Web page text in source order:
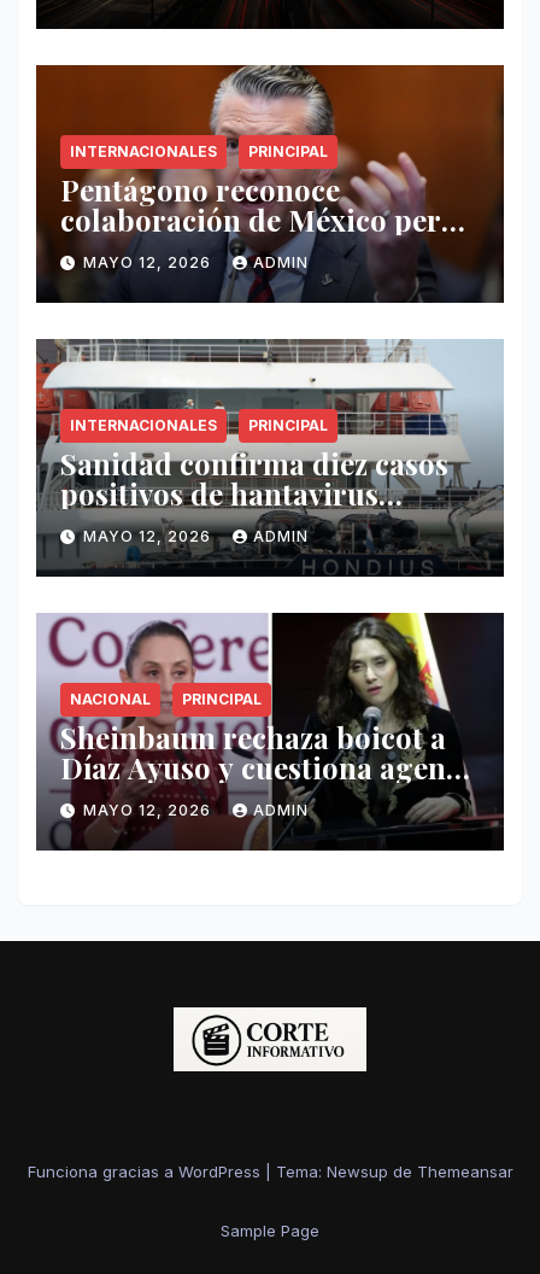
INTERNACIONALES PRINCIPAL
Pentágono reconoce
colaboración de México pero
exige mayor operatividad
antidrogas
MAYO 12, 2026 ADMIN
INTERNACIONALES PRINCIPAL
Sanidad confirma diez casos
positivos de hantavirus
vinculados al crucero MV
Hondius
MAYO 12, 2026 ADMIN
NACIONAL PRINCIPAL
Sheinbaum rechaza boicot a
Díaz Ayuso y cuestiona agenda
de funcionaria española
MAYO 12, 2026 ADMIN
Funciona gracias a WordPress Tema: Newsup de Themeansar
Sample Page